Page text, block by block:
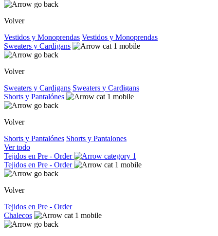
Volver
Vestidos y Monoprendas Vestidos y Monoprendas
Sweaters y Cardigans
Volver
Sweaters y Cardigans Sweaters y Cardigans
Shorts y Pantalónes
Volver
Shorts y Pantalónes Shorts y Pantalones
Ver todo
Tejidos en Pre - Order
Tejidos en Pre - Order
Volver
Tejidos en Pre - Order
Chalecos